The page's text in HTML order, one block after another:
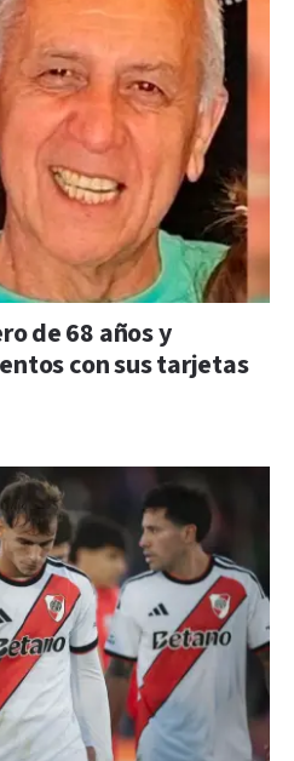
de 68 años y
con sus tarjetas